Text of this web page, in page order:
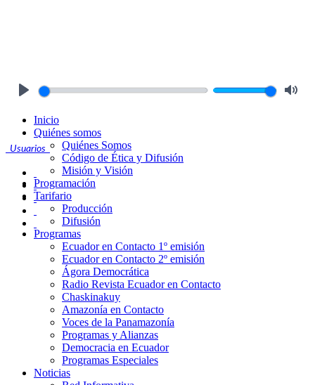
Usuarios
Inicio
Quiénes somos
Quiénes Somos
Código de Ética y Difusión
Misión y Visión
Programación
Tarifario
Producción
Difusión
Programas
Ecuador en Contacto 1º emisión
Ecuador en Contacto 2º emisión
Ágora Democrática
Radio Revista Ecuador en Contacto
Chaskinakuy
Amazonía en Contacto
Voces de la Panamazonía
Programas y Alianzas
Democracia en Ecuador
Programas Especiales
Noticias